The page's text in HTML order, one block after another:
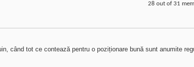
28 out of 31
când tot ce contează pentru o poziționare bună sunt anumite